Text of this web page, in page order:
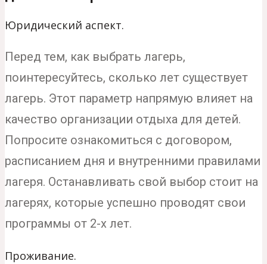
Юридический аспект.
Перед тем, как выбрать лагерь,
поинтересуйтесь, сколько лет существует
лагерь. Этот параметр напрямую влияет на
качество организации отдыха для детей.
Попросите ознакомиться с договором,
расписанием дня и внутренними правилами
лагеря. Останавливать свой выбор стоит на
лагерях, которые успешно проводят свои
программы от 2-х лет.
Проживание.